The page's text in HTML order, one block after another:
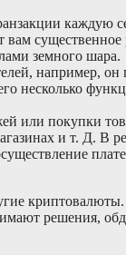
каждую
существенное
земного шара.
например, он
несколько
или покупки
и т. Д. В
решения,